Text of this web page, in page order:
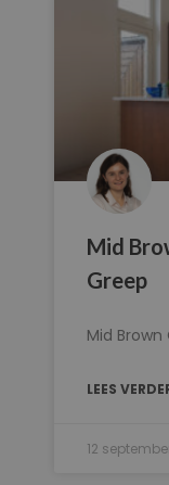
Mid
Greep
Mid
LEES
12